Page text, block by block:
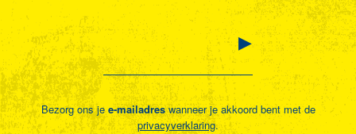
Bezorg ons je e-mailadreswanneer je akkoord bent met de
privacyverklaring.